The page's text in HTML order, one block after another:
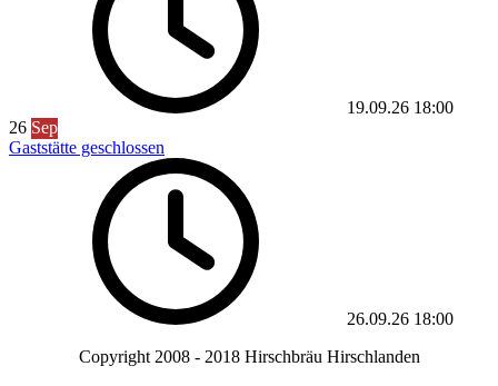
19.09.26 18:00
26 Sep
Gaststätte geschlossen
26.09.26 18:00
Copyright 2008 - 2018 Hirschbräu Hirschlanden